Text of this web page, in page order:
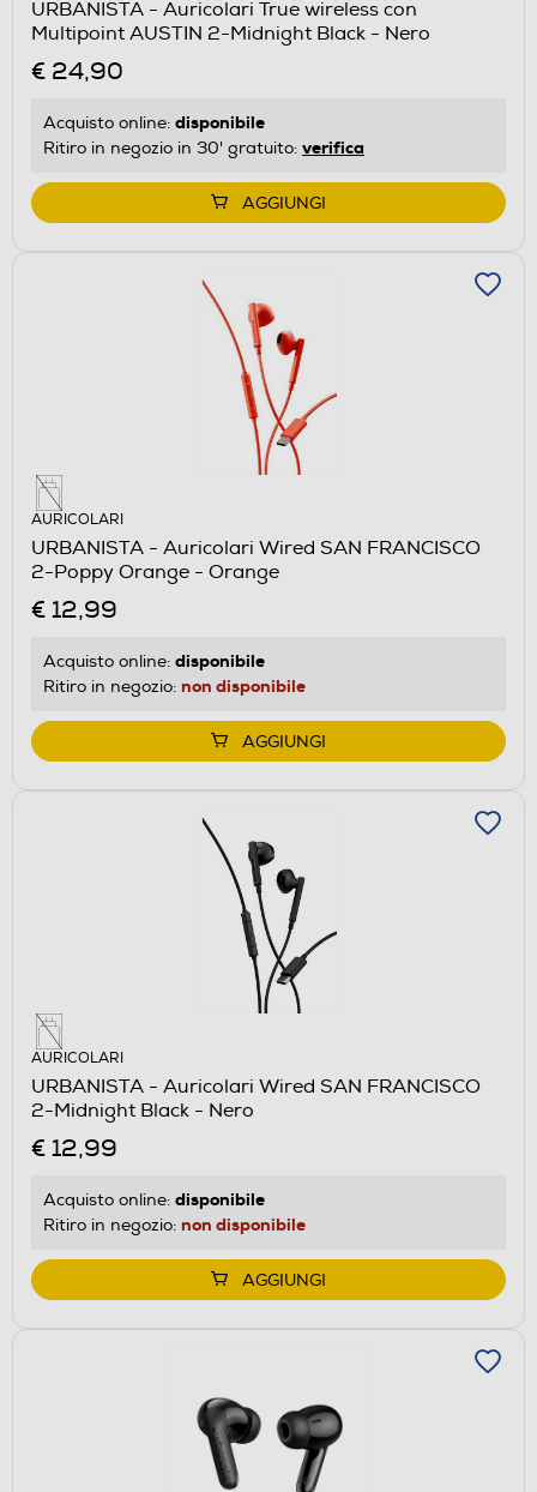
URBANISTA - Auricolari True wireless con
Multipoint AUSTIN 2-Midnight Black - Nero
€ 24,90
Acquisto online: disponibile
Ritiro in negozio in 30' gratuito: verifica
AGGIUNGI
AURICOLARI
URBANISTA - Auricolari Wired SAN FRANCISCO
2-Poppy Orange - Orange
€ 12,99
Acquisto online: disponibile
Ritiro in negozio: non disponibile
AGGIUNGI
AURICOLARI
URBANISTA - Auricolari Wired SAN FRANCISCO
2-Midnight Black - Nero
€ 12,99
Acquisto online: disponibile
Ritiro in negozio: non disponibile
AGGIUNGI